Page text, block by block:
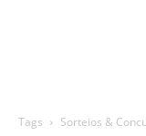
Tags Sorteios &